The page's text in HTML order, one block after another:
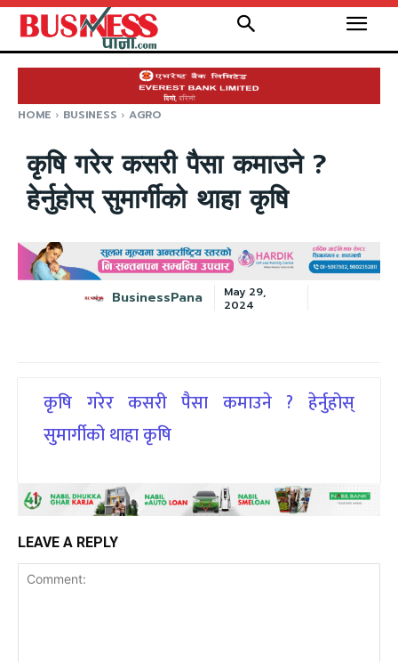
HOME BUSINESS AGRO
कृषि गरेर कसरी पैसा कमाउने ?
हेर्नुहोस् सुमार्गीको थाहा कृषि
BusinessPana
May 29,
2024
कृषि गरेर कसरी पैसा कमाउने ? हेर्नुहोस्
सुमार्गीको थाहा कृषि
LEAVE A REPLY